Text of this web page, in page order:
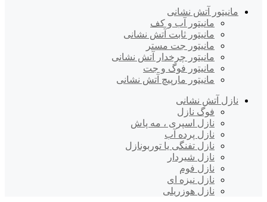
مانیتور آتش نشانی
مانیتور آب و کف
مانیتور ثابت آتش نشانی
مانیتور جت مستر
مانیتور چرخدار آتش نشانی
مانیتور فوگ و جت
مانیتور مارپیچ آتش نشانی
نازل آتش نشانی
فوگ نازل
نازل اسپری ، مه پاش
نازل پرده آب
نازل تفنگی یا توربونازل
نازل شیردار
نازل فوم
نازل نیزه ای
نازل هوزریلی